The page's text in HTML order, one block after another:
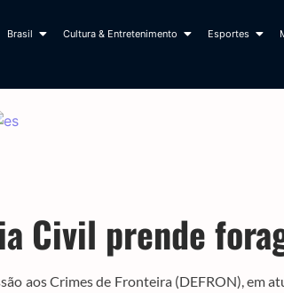
Brasil Cultura & Entretenimento Esportes
Civil prende
aos Crimes de Fronteira (DEFRON), em